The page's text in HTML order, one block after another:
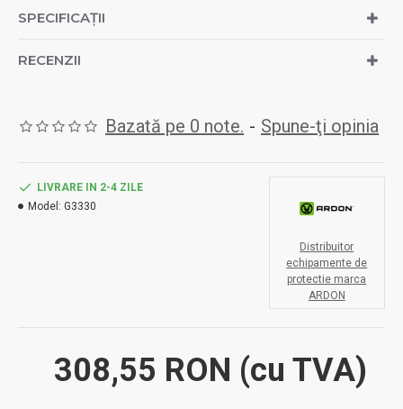
SPECIFICAȚII
RECENZII
Bazată pe 0 note. - Spune-ţi opinia
308,55 RON (cu TVA)
LIVRARE IN 2-4 ZILE
Model: G3330
Distribuitor
echipamente de
protectie marca
ARDON